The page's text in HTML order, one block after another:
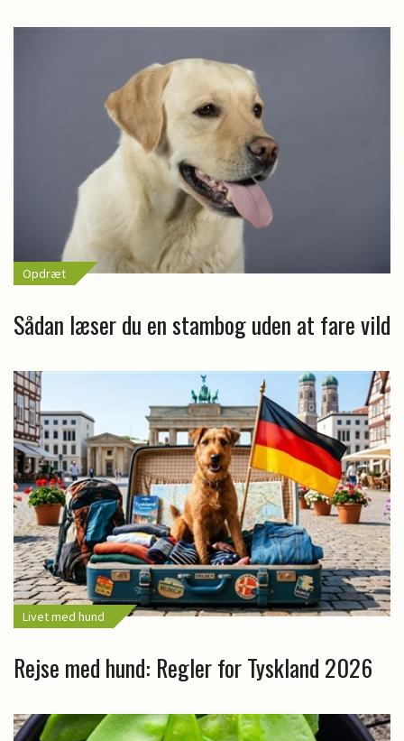
Opdræt
Sådan læser du en stambog uden at fare vild
Livet med hund
Rejse med hund: Regler for Tyskland 2026